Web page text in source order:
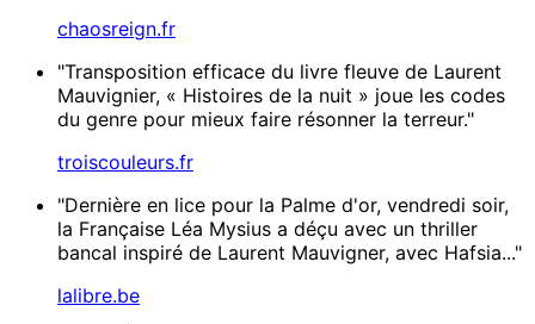
chaosreign.fr
"Transposition efficace du livre fleuve de Laurent
Mauvignier, « Histoires de la nuit » joue les codes
du genre pour mieux faire résonner la terreur."
troiscouleurs.fr
"Dernière en lice pour la Palme d'or, vendredi soir,
la Française Léa Mysius a déçu avec un thriller
bancal inspiré de Laurent Mauvigner, avec Hafsia..."
lalibre.be